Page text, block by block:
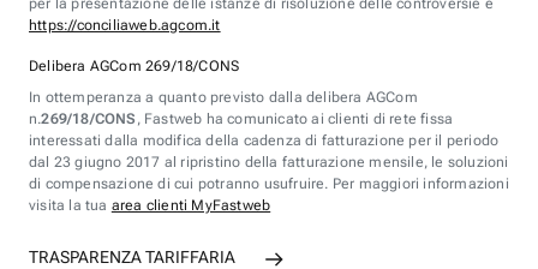
per la presentazione delle istanze di risoluzione delle controversie è
https://conciliaweb.agcom.it
Delibera AGCom 269/18/CONS
In ottemperanza a quanto previsto dalla delibera AGCom
n.269/18/CONS , Fastweb ha comunicato ai clienti di rete fissa
interessati dalla modifica della cadenza di fatturazione per il periodo
dal 23 giugno 2017 al ripristino della fatturazione mensile, le soluzioni
di compensazione di cui potranno usufruire. Per maggiori informazioni
visita la tua area clienti MyFastweb
TRASPARENZA TARIFFARIA